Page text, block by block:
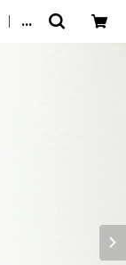
オ